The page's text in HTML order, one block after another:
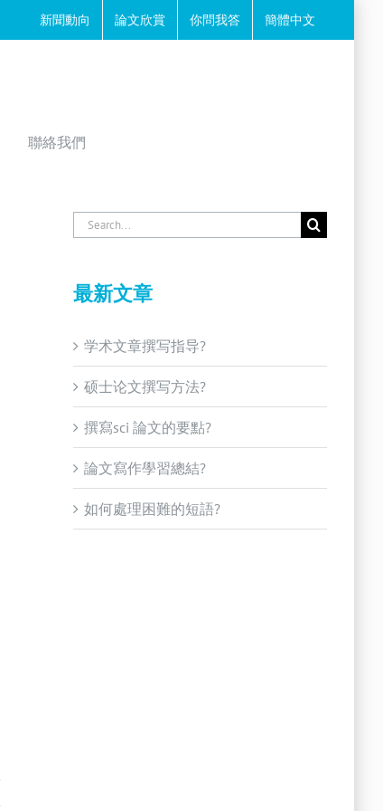
新聞動向 論文欣賞 你問我答 簡體中文
聯絡我們
Search
for:
最新文章
学术文章撰写指导?
硕士论文撰写方法?
撰寫sci 論文的要點?
論文寫作學習總結?
如何處理困難的短語?